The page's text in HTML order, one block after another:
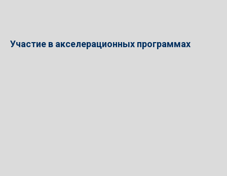
Участие в акселерационных программах